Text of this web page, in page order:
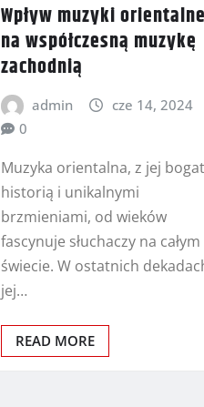
Wpływ muzyki
na współczesną muzykę
zachodnią
admin
cze 14, 2024
0
Muzyka orientalna, z jej
historią i unikalnymi
brzmieniami, od wieków
fascynuje słuchaczy na całym
świecie. W ostatnich
jej…
READ MORE